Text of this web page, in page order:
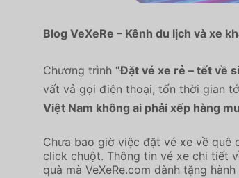
Blog VeXeRe – Kênh du lịch và xe
Chương trình “Đặt vé xe rẻ – tết về
vất vả gọi điện thoại, tốn thời gian
Việt Nam không ai phải xếp hàng
Chưa bao giờ việc đặt vé xe về quê
click chuột. Thông tin vé xe chi tiết
quà mà VeXeRe.com dành tặng